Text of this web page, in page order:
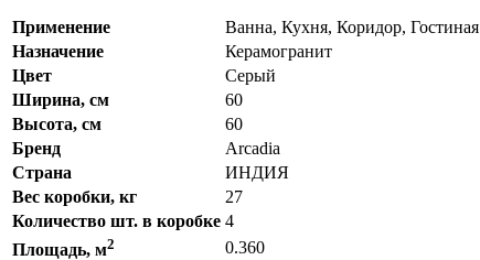
Применение
Ванна, Кухня, Коридор, Гостиная
Назначение
Керамогранит
Цвет
Серый
Ширина, см
60
Высота, см
60
Бренд
Arcadia
Страна
ИНДИЯ
Вес коробки, кг
27
Количество шт. в коробке 4
Площадь, м2
0.360